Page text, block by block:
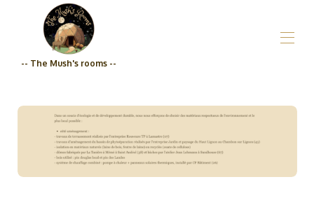
-- The Mush's rooms --
Wie zijn wij?_De kamers van de familie Mush
Nos hébergements_The Mush's rooms
Supermarkt
Prijzen
Betrokkenheidskwaliteit_De kamers van The Mush